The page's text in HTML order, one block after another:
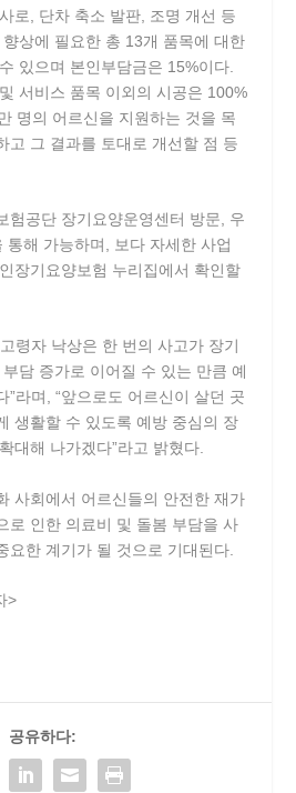
로, 단차 축소 발판, 조명 개선 등
상에 필요한 총 13개 품목에 대한
있으며 본인부담금은 15%이다.
서비스 품목 이외의 시공은 100%
명의 어르신을 지원하는 것을 목
고 그 결과를 토대로 개선할 점 등
험공단 장기요양운영센터 방문, 우
통해 가능하며, 보다 자세한 사업
장기요양보험 누리집에서 확인할
령자 낙상은 한 번의 사고가 장기
담 증가로 이어질 수 있는 만큼 예
”라며, “앞으로도 어르신이 살던 곳
생활할 수 있도록 예방 중심의 장
대해 나가겠다”라고 밝혔다.
사회에서 어르신들의 안전한 재가
로 인한 의료비 및 돌봄 부담을 사
요한 계기가 될 것으로 기대된다.
>
공유하다: